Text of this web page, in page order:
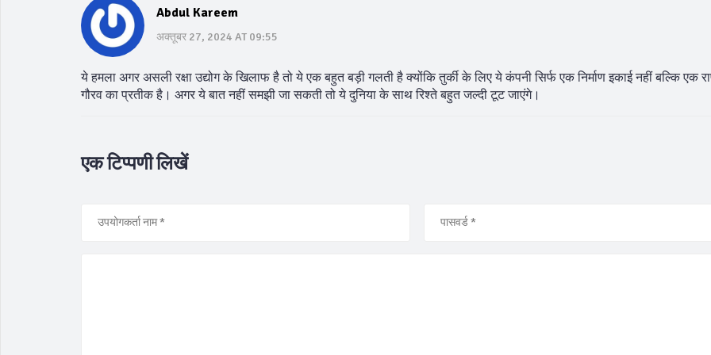
Abdul Kareem
अक्तूबर 27, 2024 AT 09:55
ये हमला अगर असली रक्षा उद्योग के खिलाफ है तो ये एक बहुत बड़ी गलती है क्योंकि तुर्की के लिए ये कंपनी सिर्फ एक निर्माण इकाई नहीं बल्कि एक
गौरव का प्रतीक है। अगर ये बात नहीं समझी जा सकती तो ये दुनिया के साथ रिश्ते बहुत जल्दी टूट जाएंगे।
एक टिप्पणी लिखें